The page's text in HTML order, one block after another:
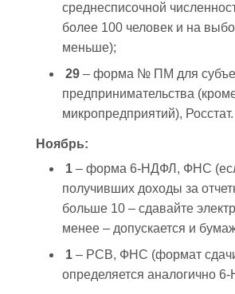
среднесписочной
более 100 человек и на
меньше);
29 – форма № ПМ для
предпринимательства
микропредприятий), Росстат.
Ноябрь:
1 – форма 6-НДФЛ, ФНС
получивших доходы за
больше 10 – сдавайте
менее – допускается и
1 – РСВ, ФНС (формат
определяется аналогично